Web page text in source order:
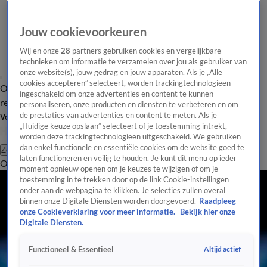
Overzicht Laatste nieuws Regionieuws Het beste van Hart
Tip de
redactie
Volg Hart van Nederland
Zoeken
OverzichtRegioUitzendingenWeerTip de redactiePanelVideo's
Jouw cookievoorkeuren
Wij en onze28 partners gebruiken cookies en vergelijkbare
technieken om informatie te verzamelen over jou als gebruiker van
onze website(s), jouw gedrag en jouw apparaten. Als je „Alle
cookies accepteren” selecteert, worden trackingtechnologieën
ingeschakeld om onze advertenties en content te kunnen
personaliseren, onze producten en diensten te verbeteren en om
de prestaties van advertenties en content te meten. Als je
„Huidige keuze opslaan” selecteert of je toestemming intrekt,
worden deze trackingtechnologieën uitgeschakeld. We gebruiken
dan enkel functionele en essentiële cookies om de website goed te
laten functioneren en veilig te houden. Je kunt dit menu op ieder
moment opnieuw openen om je keuzes te wijzigen of om je
toestemming in te trekken door op de link Cookie-instellingen
onder aan de webpagina te klikken. Je selecties zullen overal
binnen onze Digitale Diensten worden doorgevoerd. Raadpleeg
onze Cookieverklaring voor meer informatie.
Bekijk hier onze
Digitale Diensten.
Functioneel & Essentieel Altijd actief